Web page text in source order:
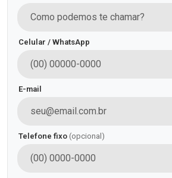
Celular / WhatsApp
E-mail
Telefone fixo (opcional)